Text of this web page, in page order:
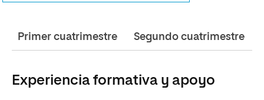
Primer cuatrimestre Segundo cuatrimestre
Experiencia formativa y apoyo